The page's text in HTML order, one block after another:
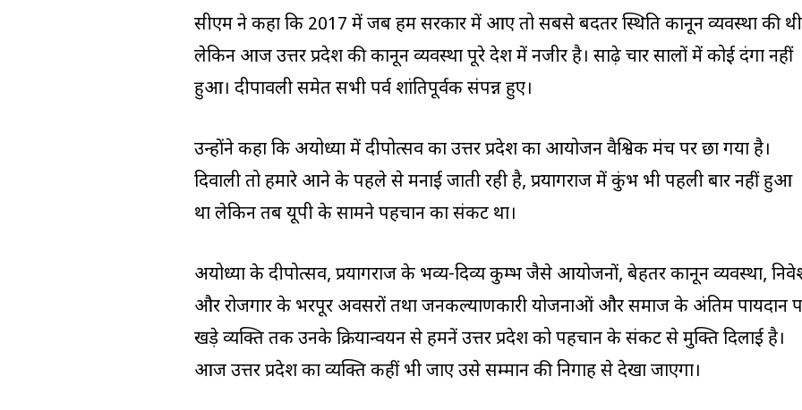
सीएम ने कहा कि 2017 में जब हम सरकार में आए तो सबसे बदतर स्थिति कानून व्यवस्था की थी
लेकिन आज उत्तर प्रदेश की कानून व्यवस्था पूरे देश में नजीर है। साढ़े चार सालों में कोई दंगा नहीं
हुआ। दीपावली समेत सभी पर्व शांतिपूर्वक संपन्न हुए।
उन्होंने कहा कि अयोध्या में दीपोत्सव का उत्तर प्रदेश का आयोजन वैश्विक मंच पर छा गया है।
दिवाली तो हमारे आने के पहले से मनाई जाती रही है, प्रयागराज में कुंभ भी पहली बार नहीं हुआ
था लेकिन तब यूपी के सामने पहचान का संकट था।
अयोध्या के दीपोत्सव, प्रयागराज के भव्य-दिव्य कुम्भ जैसे आयोजनों, बेहतर कानून व्यवस्था,
और रोजगार के भरपूर अवसरों तथा जनकल्याणकारी योजनाओं और समाज के अंतिम पायदान
खड़े व्यक्ति तक उनके क्रियान्वयन से हमनें उत्तर प्रदेश को पहचान के संकट से मुक्ति दिलाई है।
आज उत्तर प्रदेश का व्यक्ति कहीं भी जाए उसे सम्मान की निगाह से देखा जाएगा।